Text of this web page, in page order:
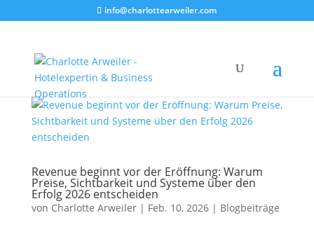
info@charlottearweiler.com
Revenue beginnt vor der Eröffnung: Warum
Preise, Sichtbarkeit und Systeme über den
Erfolg 2026 entscheiden
von Charlotte Arweiler| Feb. 10, 2026| Blogbeiträge